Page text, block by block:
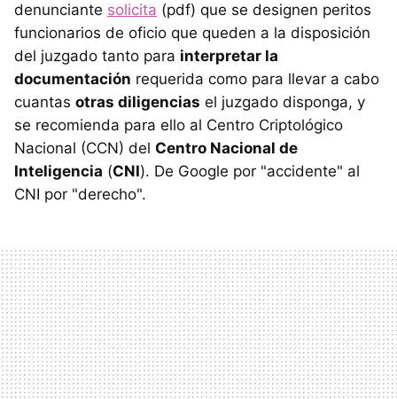
denunciante solicita (pdf) que se designen peritos
funcionarios de oficio que queden a la disposición
del juzgado tanto para interpretar la
documentación requerida como para llevar a cabo
cuantas otras diligencias el juzgado disponga, y
se recomienda para ello al Centro Criptológico
Nacional (CCN) del Centro Nacional de
Inteligencia (CNI). De Google por "accidente" al
CNI por "derecho".